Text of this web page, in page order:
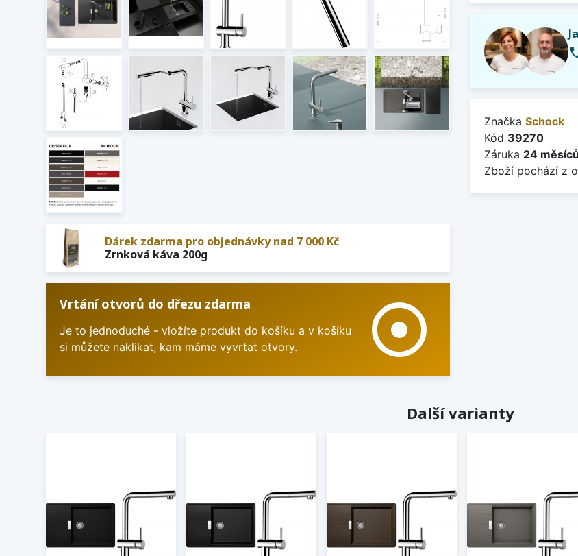
Dárek zdarma pro objednávky nad 7 000 Kč
Zrnková káva 200g
Vrtání otvorů do dřezu zdarma
Je to jednoduché - vložíte produkt do košíku a v košíku
si můžete naklikat, kam máme vyvrtat otvory.
adjust
Značka Schock
Kód 39270
Záruka 24 měsíců
Zboží pochází z
Další varianty